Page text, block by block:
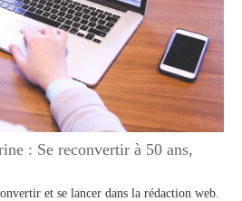
: Se reconvertir à 50 ans,
et se lancer dans la rédaction web.